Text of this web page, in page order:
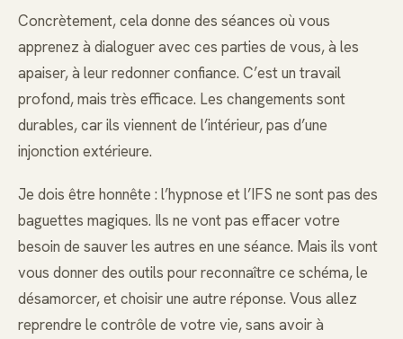
Concrètement, cela donne des séances où vous
apprenez à dialoguer avec ces parties de vous, à les
apaiser, à leur redonner confiance. C’est un travail
profond, mais très efficace. Les changements sont
durables, car ils viennent de l’intérieur, pas d’une
injonction extérieure.
Je dois être honnête : l’hypnose et l’IFS ne sont pas des
baguettes magiques. Ils ne vont pas effacer votre
besoin de sauver les autres en une séance. Mais ils vont
vous donner des outils pour reconnaître ce schéma, le
désamorcer, et choisir une autre réponse. Vous allez
reprendre le contrôle de votre vie, sans avoir à